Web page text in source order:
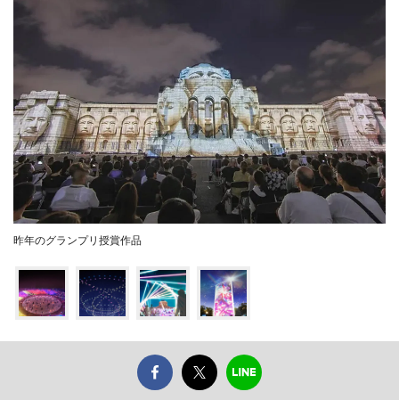
昨年のグランプリ授賞作品